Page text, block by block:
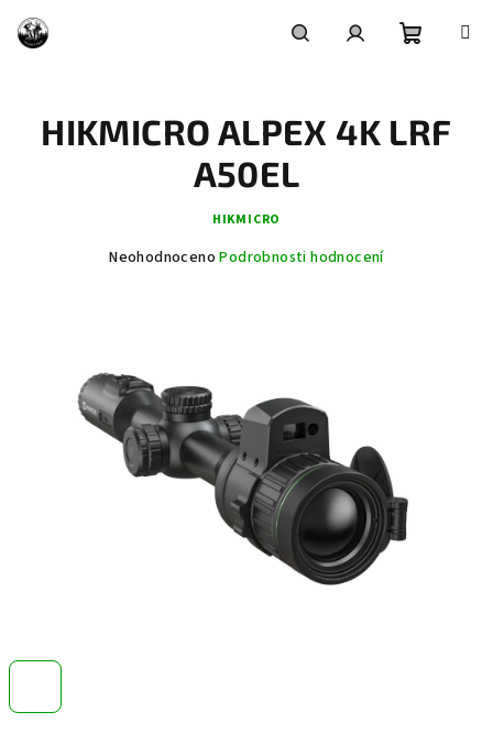
obsah
košík
HIKMICRO ALPEX 4K LRF
A50EL
HIKMICRO
Průměrné
5
hvězdiček.
Neohodnoceno Podrobnosti hodnocení